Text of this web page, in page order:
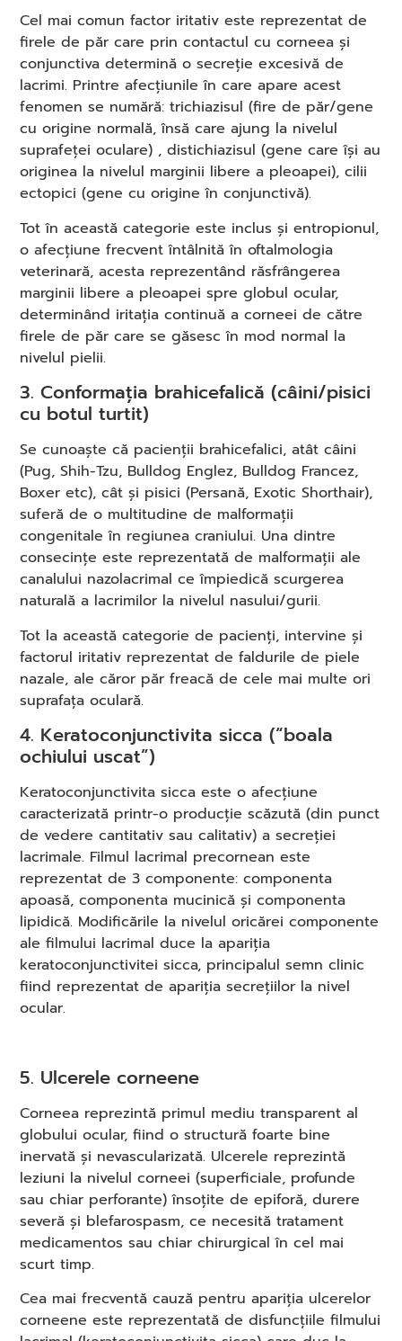
Cel mai comun factor iritativ este reprezentat de
firele de păr care prin contactul cu corneea și
conjunctiva determină o secreție excesivă de
lacrimi. Printre afecțiunile în care apare acest
fenomen se numără: trichiazisul (fire de păr/gene
cu origine normală, însă care ajung la nivelul
suprafeței oculare) , distichiazisul (gene care își au
originea la nivelul marginii libere a pleoapei), cilii
ectopici (gene cu origine în conjunctivă).
Tot în această categorie este inclus și entropionul,
o afecțiune frecvent întâlnită în oftalmologia
veterinară, acesta reprezentând răsfrângerea
marginii libere a pleoapei spre globul ocular,
determinând iritația continuă a corneei de către
firele de păr care se găsesc în mod normal la
nivelul pielii.
3. Conformația brahicefalică (câini/pisici
cu botul turtit)
Se cunoaște că pacienții brahicefalici, atât câini
(Pug, Shih-Tzu, Bulldog Englez, Bulldog Francez,
Boxer etc), cât și pisici (Persană, Exotic Shorthair),
suferă de o multitudine de malformații
congenitale în regiunea craniului. Una dintre
consecințe este reprezentată de malformații ale
canalului nazolacrimal ce împiedică scurgerea
naturală a lacrimilor la nivelul nasului/gurii.
Tot la această categorie de pacienți, intervine și
factorul iritativ reprezentat de faldurile de piele
nazale, ale căror păr freacă de cele mai multe ori
suprafața oculară.
4. Keratoconjunctivita sicca (“boala
ochiului uscat”)
Keratoconjunctivita sicca este o afecțiune
caracterizată printr-o producție scăzută (din punct
de vedere cantitativ sau calitativ) a secreției
lacrimale. Filmul lacrimal precornean este
reprezentat de 3 componente: componenta
apoasă, componenta mucinică și componenta
lipidică. Modificările la nivelul oricărei componente
ale filmului lacrimal duce la apariția
keratoconjunctivitei sicca, principalul semn clinic
fiind reprezentat de apariția secrețiilor la nivel
ocular.
5. Ulcerele corneene
Corneea reprezintă primul mediu transparent al
globului ocular, fiind o structură foarte bine
inervată și nevascularizată. Ulcerele reprezintă
leziuni la nivelul corneei (superficiale, profunde
sau chiar perforante) însoțite de epiforă, durere
severă și blefarospasm, ce necesită tratament
medicamentos sau chiar chirurgical în cel mai
scurt timp.
Cea mai frecventă cauză pentru apariția ulcerelor
corneene este reprezentată de disfuncțiile filmului